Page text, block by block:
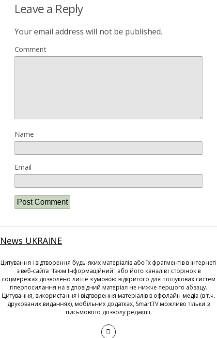
Leave a Reply
Your email address will not be published.
Comment
Name
Email
News UKRAINE
Цитування і відтворення будь-яких матеріалів або їх фрагментів в Інтернеті
з веб-сайта "Ізюм Інформаційний" або його каналів і сторінок в
соцмережах дозволено лише з умовою відкритого для пошукових систем
гіперпосилання на відповідний матеріал не нижче першого абзацу.
Цитування, використання і відтворення матеріалів в оффлайн-медіа (в т.ч.
друкованих виданнях), мобільних додатках, SmartTV можливо тільки з
письмового дозволу редакції.